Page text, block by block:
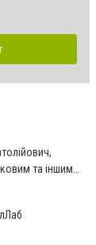
та іншим